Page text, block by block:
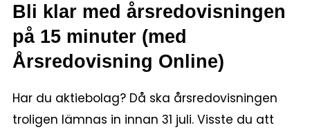
Bli klar med årsredovisningen
på 15 minuter (med
Årsredovisning Online)
Har du aktiebolag? Då ska årsredovisningen
troligen lämnas in innan 31 juli. Visste du att